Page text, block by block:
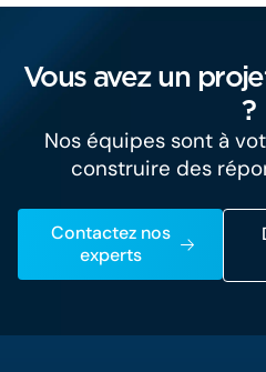
Vous avez un
?
Nos équipes sont à
construire des
Contactez nos
experts